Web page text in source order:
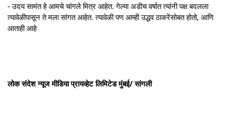
- उदय सामंत हे आमचे चांगले मित्र आहेत. गेल्या अडीच वर्षात त्यांनी पक्ष बदलला
त्यावेळीपासून ते मला सांगत आहेत. त्यावेळी पण आम्ही उद्धव ठाकरेंसोबत होतो, आणि
आताही आहे
लोक संदेश न्यूज मीडिया प्रायव्हेट लिमिटेड मुंबई/ सांगली